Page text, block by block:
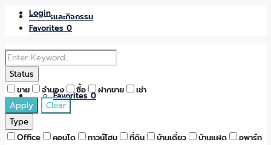
ข่าวสารและกิจกรรม
Favorites0
Login
Favorites 0
Status
ขาย จำนอง ซื้อ ฝากขาย เช่า
Apply
Clear
Type
Office คอนโด ทาวน์โฮม ที่ดิน บ้านเดี่ยว บ้านแฝด
อพาร์ท